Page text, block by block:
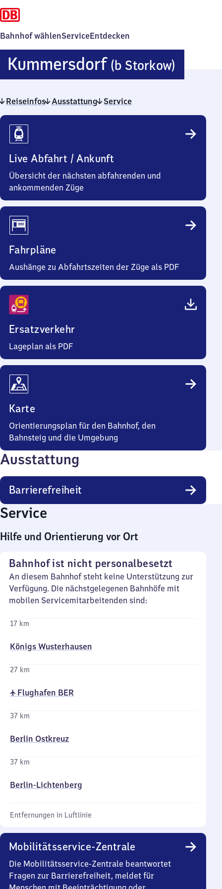
Bahnhof wählenServiceEntdecken
Kummersdorf (b Storkow)
(bei
Reiseinfos Ausstattung Service
Reiseinfos
Live Abfahrt / Ankunft
Übersicht der nächsten abfahrenden und
ankommenden Züge
Fahrpläne
Aushänge zu Abfahrtszeiten der Züge als PDF
Ersatzverkehr
Lageplan als PDF
Karte
Orientierungsplan für den Bahnhof, den
Bahnsteig und die Umgebung
Ausstattung
Barrierefreiheit
Service
Hilfe und Orientierung vor Ort
Bahnhof ist nicht personalbesetzt
An diesem Bahnhof steht keine Unterstützung zur
Verfügung. Die nächstgelegenen Bahnhöfe mit
mobilen Servicemitarbeitenden sind:
17 km
Königs Wusterhausen
27 km
✈ Flughafen BER
37 km
Berlin Ostkreuz
37 km
Berlin-Lichtenberg
Entfernungen in Luftlinie
Mobilitätsservice-Zentrale
Die Mobilitätsservice-Zentrale beantwortet
Fragen zur Barrierefreiheit, meldet für